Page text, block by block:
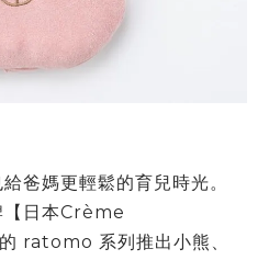
爸媽更輕鬆的育兒時光。
日本Crème
ratomo 系列推出小熊、